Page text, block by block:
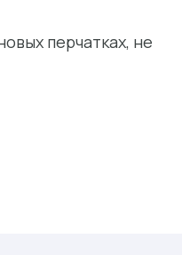
перчатках, не